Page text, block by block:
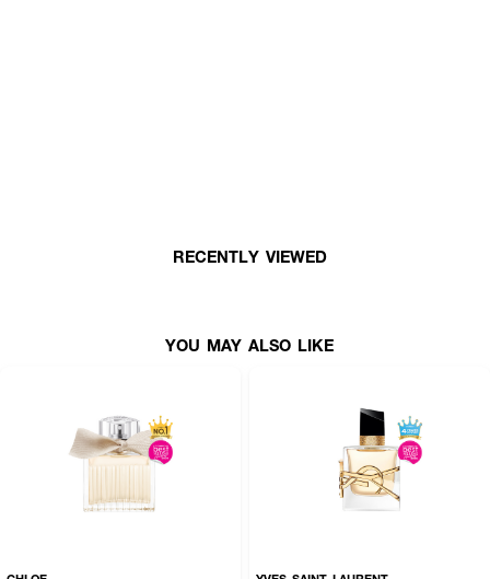
RECENTLY VIEWED
YOU MAY ALSO LIKE